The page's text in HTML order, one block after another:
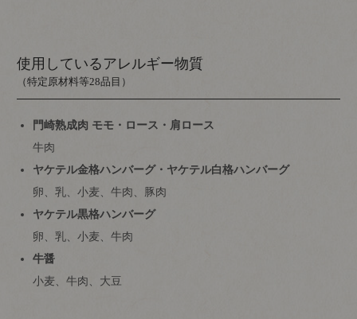
使用しているアレルギー物質
（特定原材料等28品目）
門崎熟成肉 モモ・ロース・肩ロース
牛肉
ヤケテル金格ハンバーグ・ヤケテル白格ハンバーグ
卵、乳、小麦、牛肉、豚肉
ヤケテル黒格ハンバーグ
卵、乳、小麦、牛肉
牛醤
小麦、牛肉、大豆